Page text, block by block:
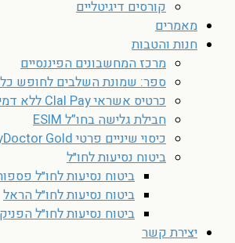
קורסים דיגיטליים
מאמרים
חנות והטבות
מרכז המחשבונים הפיננסיים
ספר: שמונת השלבים לחופש
כרטיס אשראי Clal Pay ללא דמי כרטיס
חבילת גלישה בחו”ל ESIM
כיסוי שיניים פרטי MyDoctor Gold
ביטוח נסיעות לחו״ל
ביטוח נסיעות לחו״ל
ביטוח נסיעות לחו״ל הראל
ביטוח נסיעות לחו״ל
יצירת קשר